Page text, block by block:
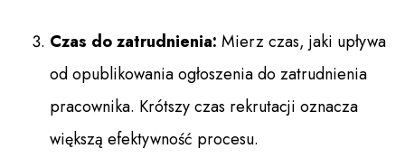
Czas do zatrudnienia: Mierz czas, jaki upływa
od opublikowania ogłoszenia do zatrudnienia
pracownika. Krótszy czas rekrutacji oznacza
większą efektywność procesu.